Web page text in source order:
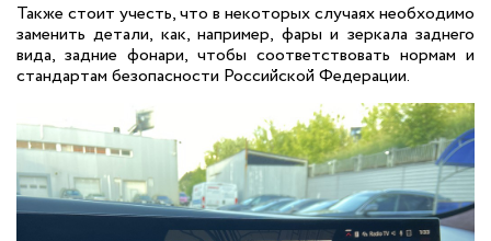
Также стоит учесть, что в некоторых случаях необходимо
заменить детали, как, например, фары и зеркала заднего
вида, задние фонари, чтобы соответствовать нормам и
стандартам безопасности Российской Федерации.